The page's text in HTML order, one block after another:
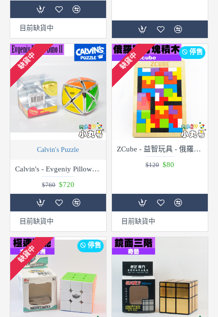
目前缺貨中
缺貨中
Calvin's Puzzle
Calvin's - Evgeniy Pillow Dino II Metallized Silver
$720
$760
目前缺貨中
停售
缺貨中
ZCube - 益智玩具 - 俄羅斯方塊積木
$80
$120
目前缺貨中
停售
缺貨中